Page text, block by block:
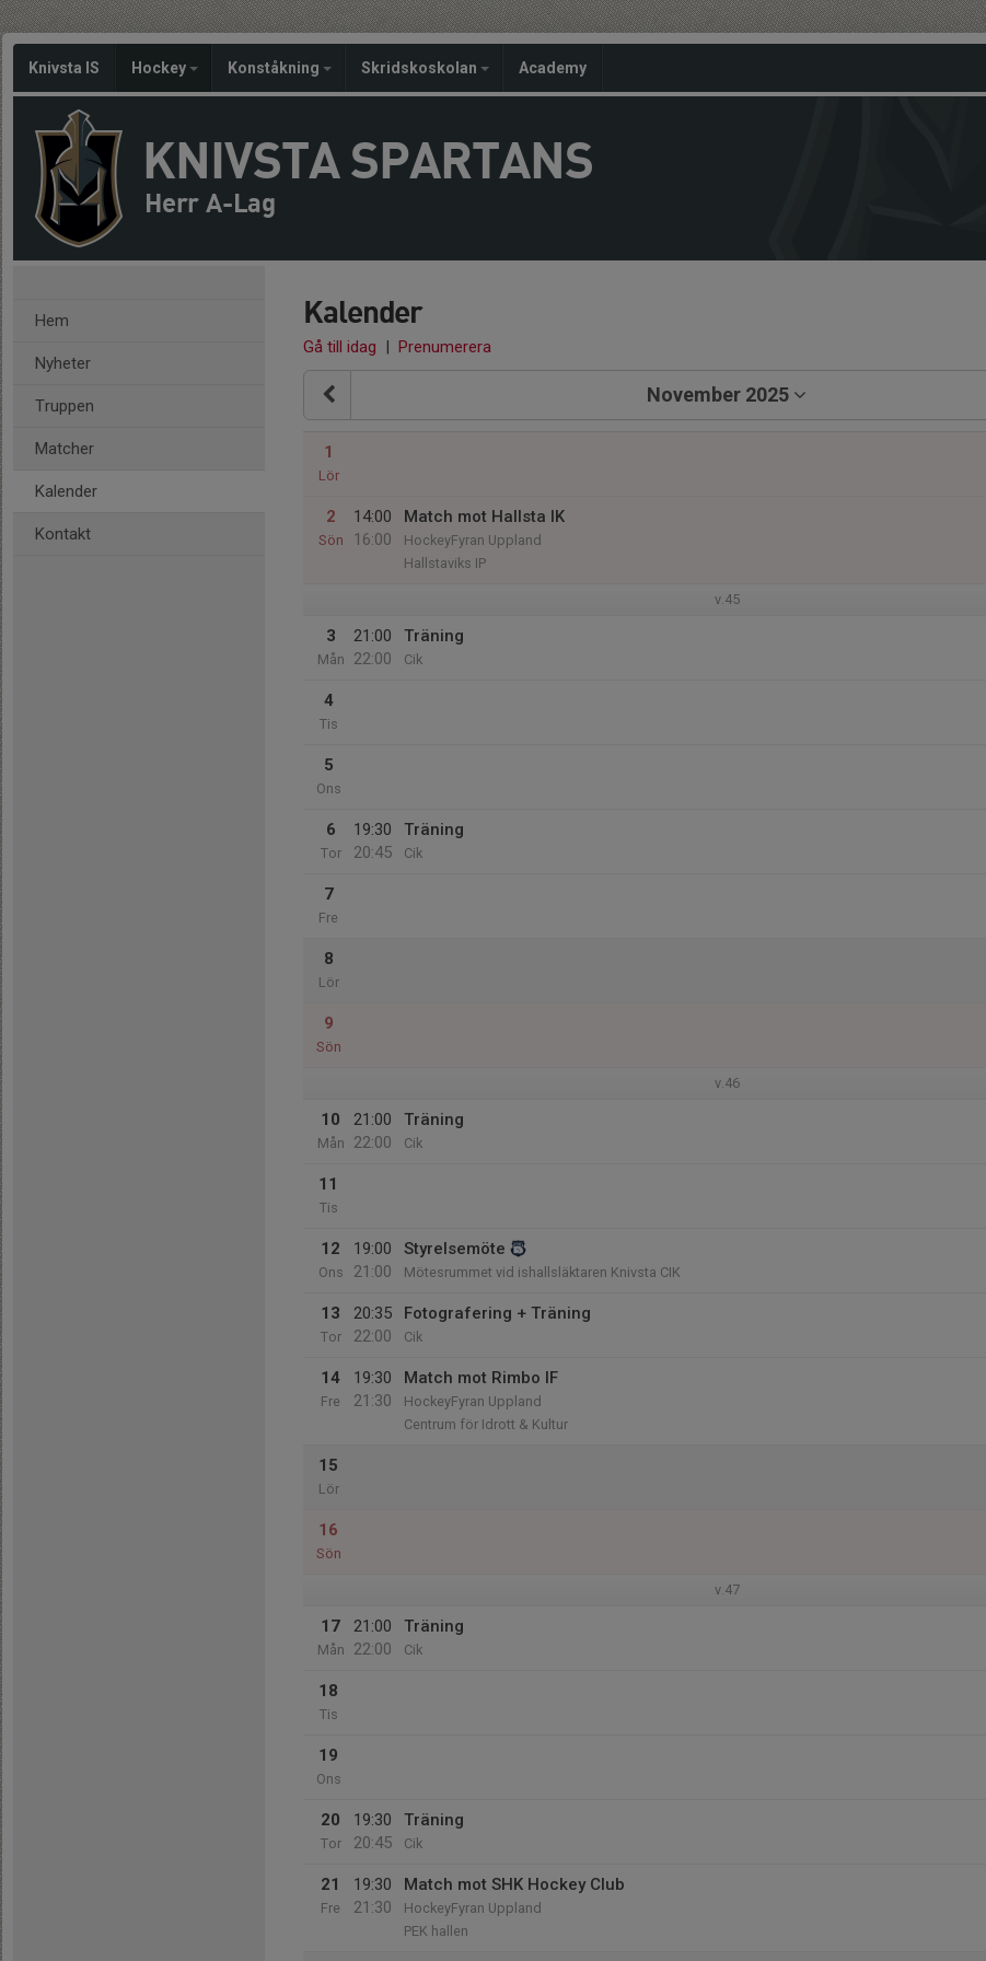
Knivsta IS Hockey Konståkning Skridskoskolan Academy
KNIVSTA SPARTANS
Herr A-Lag
Hem
Nyheter
Truppen
Matcher
Kalender
Kontakt
Kalender
Gå till idag | Prenumerera
November 2025
1
Lör
2
Sön
14:00
16:00
Match mot Hallsta IK
HockeyFyran Uppland
Hallstaviks IP
v.45
3
Mån
21:00
22:00
Träning
Cik
4
Tis
5
Ons
6
Tor
19:30
20:45
Träning
Cik
7
Fre
8
Lör
9
Sön
v.46
10
Mån
21:00
22:00
Träning
Cik
11
Tis
12
Ons
19:00
21:00
Styrelsemöte
Mötesrummet vid ishallsläktaren Knivsta CIK
13
Tor
20:35
22:00
Fotografering + Träning
Cik
14
Fre
19:30
21:30
Match mot Rimbo IF
HockeyFyran Uppland
Centrum för Idrott & Kultur
15
Lör
16
Sön
v.47
17
Mån
21:00
22:00
Träning
Cik
18
Tis
19
Ons
20
Tor
19:30
20:45
Träning
Cik
21
Fre
19:30
21:30
Match mot SHK Hockey Club
HockeyFyran Uppland
PEK hallen